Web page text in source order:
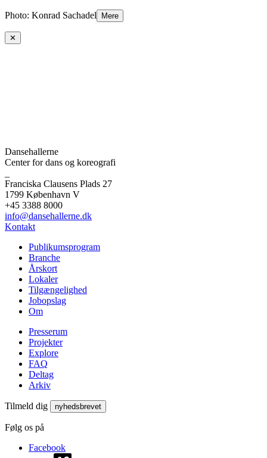
Photo: Konrad Sachadel Mere
✕
Dansehallerne
Center for dans og koreografi
Franciska Clausens Plads 27
1799 København V
+45 3388 8000
info@dansehallerne.dk
Kontakt
Publikums­program
Branche
Årskort
Lokaler
Tilgængelighed
Jobopslag
Om
Presserum
Projekter
Explore
FAQ
Deltag
Arkiv
Tilmeld dig nyhedsbrevet
Følg os på
Facebook